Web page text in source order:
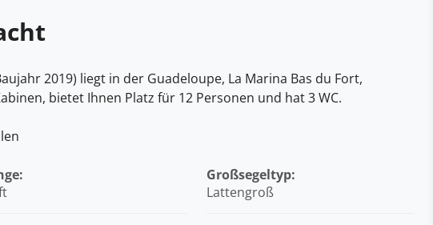
2019) liegt in der Guadeloupe, La Marina Bas du Fort,
bietet Ihnen Platz für 12 Personen und hat 3 WC.
Großsegeltyp:
Lattengroß